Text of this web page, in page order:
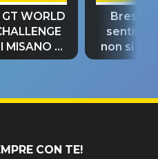
GT WORLD
MISANO si
Bresh:
non si
fino alla
CON TE!